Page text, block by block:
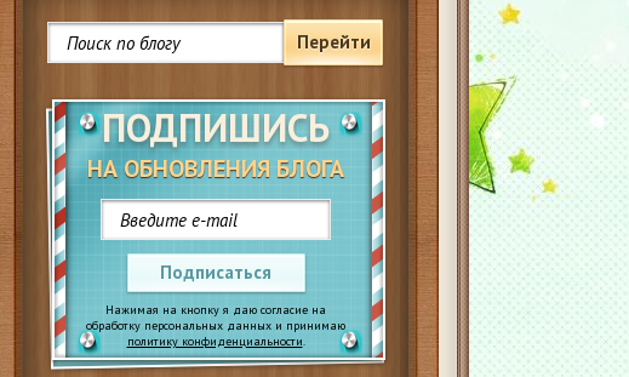
Перейти
ПОДПИШИСЬ
НА ОБНОВЛЕНИЯ БЛОГА
Подписаться
Нажимая на кнопку я даю согласие на
обработку персональных данных и принимаю
политику конфиденциальности.